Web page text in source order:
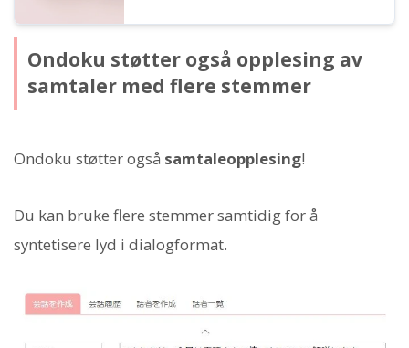
Ondoku støtter også opplesing av
samtaler med flere stemmer
Ondoku støtter også samtaleopplesing!
Du kan bruke flere stemmer samtidig for å
syntetisere lyd i dialogformat.